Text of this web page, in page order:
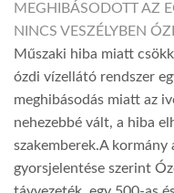
MEGHIBÁSODOTT AZ
NINCS VESZÉLYBEN
Műszaki hiba miatt
ózdi vízellátó rendszer
meghibásodás miatt az
nehezebbé vált, a hiba
szakemberek.A kormány
gyorsjelentése szerint